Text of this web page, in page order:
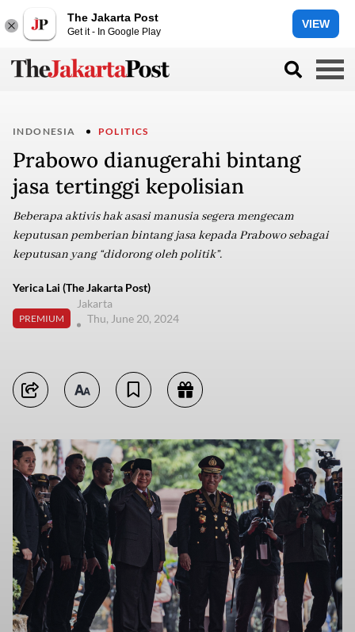
The Jakarta Post
Get it - In Google Play
VIEW
INDONESIA POLITICS
Prabowo dianugerahi bintang
jasa tertinggi kepolisian
Beberapa aktivis hak asasi manusia segera mengecam
keputusan pemberian bintang jasa kepada Prabowo sebagai
keputusan yang “didorong oleh politik”.
Yerica Lai (The Jakarta Post)
PREMIUM
Jakarta
Thu, June 20, 2024